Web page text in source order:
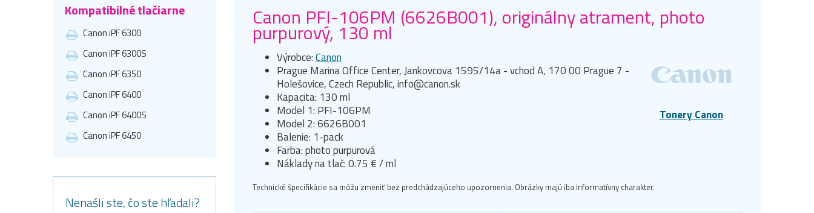
Kompatibilné tlačiarne
Canon iPF 6300
Canon iPF 6300S
Canon iPF 6350
Canon iPF 6400
Canon iPF 6400S
Canon iPF 6450
Nenašli ste, čo ste hľadali?
Canon PFI-106PM (6626B001), originálny atrament, photo
purpurový, 130 ml
Tonery Canon
Výrobce:Canon
Prague Marina Office Center, Jankovcova 1595/14a - vchod A, 170 00 Prague 7 -
Holešovice, Czech Republic, info@canon.sk
Kapacita: 130 ml
Model 1: PFI-106PM
Model 2: 6626B001
Balenie: 1-pack
Farba: photo purpurová
Náklady na tlač: 0.75 € / ml
Technické špecifikácie sa môžu zmeniť bez predchádzajúceho upozornenia. Obrázky majú iba informatívny charakter.